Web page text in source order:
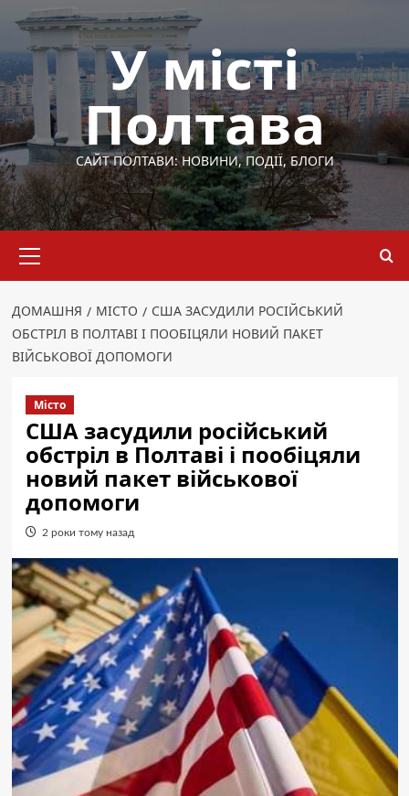
Перейти
вмісту
У місті
Полтава
САЙТ ПОЛТАВИ: НОВИНИ, ПОДІЇ, БЛОГИ
меню
ДОМАШНЯ МІСТО
США ЗАСУДИЛИ РОСІЙСЬКИЙ
ОБСТРІЛ В ПОЛТАВІ І ПООБІЦЯЛИ НОВИЙ ПАКЕТ
ВІЙСЬКОВОЇ ДОПОМОГИ
Місто
США засудили російський
обстріл в Полтаві і пообіцяли
новий пакет військової
допомоги
2 роки тому назад